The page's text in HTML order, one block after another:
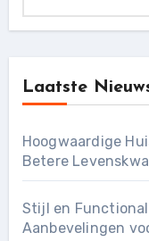
Laatste
Hoogwaardige
Betere
Stijl en
Aanbevelingen